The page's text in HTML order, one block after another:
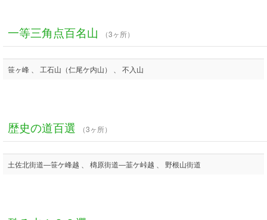
一等三角点百名山 （3ヶ所）
笹ヶ峰 、 工石山（仁尾ケ内山） 、 不入山
歴史の道百選 （3ヶ所）
土佐北街道―笹ケ峰越 、 檮原街道―韮ケ峠越 、 野根山街道